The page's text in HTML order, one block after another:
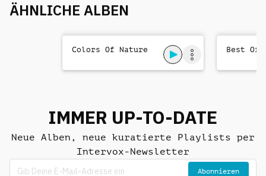
ÄHNLICHE ALBEN
Colors Of Nature Best Of
IMMER UP-TO-DATE
Neue Alben, neue kuratierte Playlists per
Intervox-Newsletter
Abonnieren